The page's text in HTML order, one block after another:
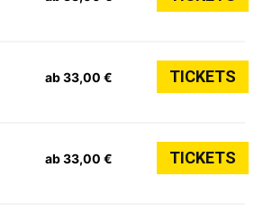
ab 33,00 € TICKETS
ab 33,00 € TICKETS